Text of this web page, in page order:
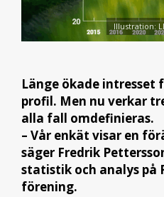
Illustration:
Länge ökade intresset
profil. Men nu verkar
alla fall omdefinieras.
– Vår enkät visar en
säger Fredrik
statistik och analys på
förening.